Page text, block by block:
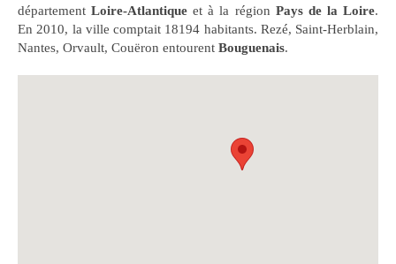
départementLoire-Atlantique et à la région Pays de la Loire.
En 2010, la ville comptait 18194 habitants. Rezé, Saint-Herblain,
Nantes, Orvault, Couëron entourent Bouguenais.